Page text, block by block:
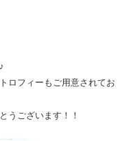
ロフィーもご用意されてお
うございます！！